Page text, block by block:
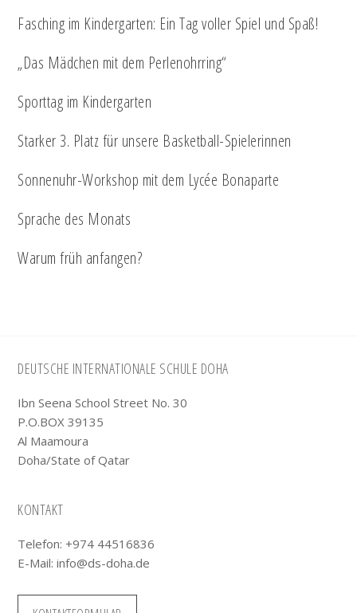
Fasching im Kindergarten: Ein Tag voller Spiel und Spaß!
„Das Mädchen mit dem Perlenohrring“
Sporttag im Kindergarten
Starker 3. Platz für unsere Basketball-Spielerinnen
Sonnenuhr-Workshop mit dem Lycée Bonaparte
Sprache des Monats
Warum früh anfangen?
Footer
DEUTSCHE INTERNATIONALE SCHULE DOHA
Ibn Seena School Street No. 30
P.O.BOX 39135
Al Maamoura
Doha/State of Qatar
KONTAKT
Telefon: +974 44516836
E-Mail:info@ds-doha.de